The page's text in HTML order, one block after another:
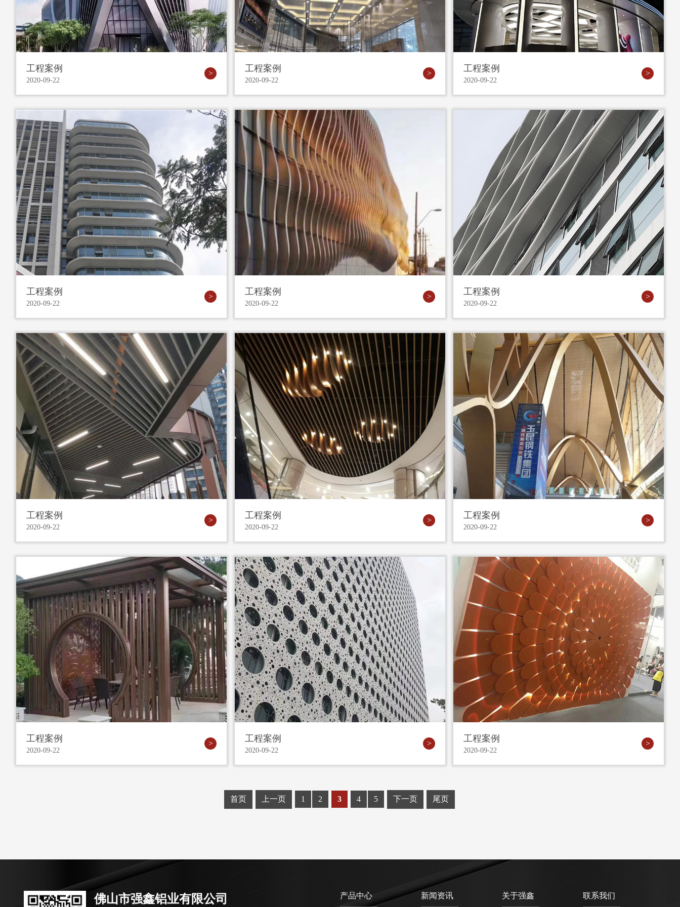
工程案例
2020-09-22
工程案例
2020-09-22
工程案例
2020-09-22
工程案例
2020-09-22
工程案例
2020-09-22
工程案例
2020-09-22
工程案例
2020-09-22
工程案例
2020-09-22
工程案例
2020-09-22
工程案例
2020-09-22
工程案例
2020-09-22
工程案例
2020-09-22
首页 上一页 1 2 3 4 5 下一页 尾页
佛山市强鑫铝业有限公司 产品中心 新闻资讯 关于强鑫 联系我们